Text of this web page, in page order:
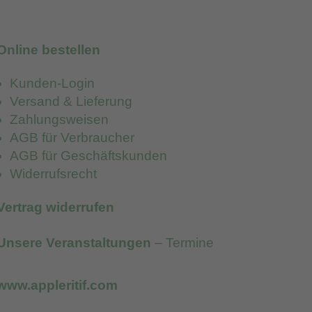
bestellen
Kunden-Login
Versand & Lieferung
Zahlungsweisen
AGB für Verbraucher
AGB für Geschäftskunden
Widerrufsrecht
widerrufen
Veranstaltungen – Termine